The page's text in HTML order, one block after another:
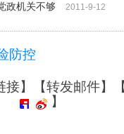
政机关不够 2011-9-12
防控
接】【转发邮件】
】